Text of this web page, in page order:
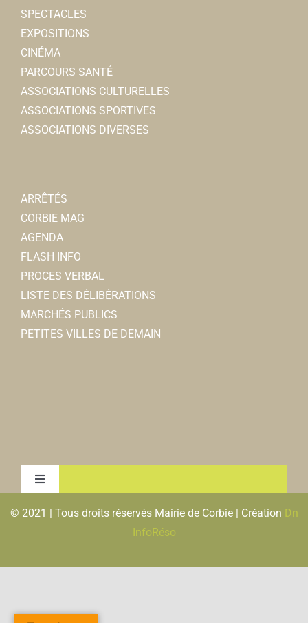
SPECTACLES
EXPOSITIONS
CINÉMA
PARCOURS SANTÉ
ASSOCIATIONS CULTURELLES
ASSOCIATIONS SPORTIVES
ASSOCIATIONS DIVERSES
ARRÊTÉS
CORBIE MAG
AGENDA
FLASH INFO
PROCES VERBAL
LISTE DES DÉLIBÉRATIONS
MARCHÉS PUBLICS
PETITES VILLES DE DEMAIN
Toggle
MENTIONS LEGALES & RGPD
© 2021 | Tous droits réservés Mairie de Corbie | Création Dn
InfoRéso